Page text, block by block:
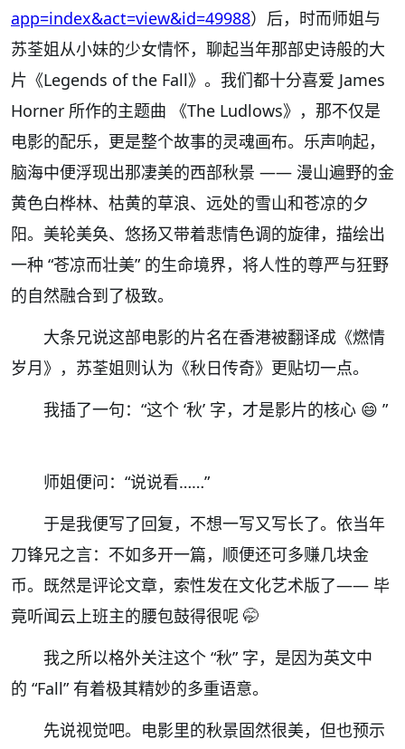
app=index&act=view&id=49988） 后，时而师姐与
苏荃姐从小妹的少女情怀，聊起当年那部史诗般的大
片《Legends of the Fall》。我们都十分喜爱 James
Horner 所作的主题曲 《The Ludlows》，那不仅是
电影的配乐，更是整个故事的灵魂画布。乐声响起，
脑海中便浮现出那凄美的西部秋景 —— 漫山遍野的金
黄色白桦林、枯黄的草浪、远处的雪山和苍凉的夕
阳。美轮美奂、悠扬又带着悲情色调的旋律，描绘出
一种 “苍凉而壮美” 的生命境界，将人性的尊严与狂野
的自然融合到了极致。
大条兄说这部电影的片名在香港被翻译成《燃情
岁月》，苏荃姐则认为《秋日传奇》更贴切一点。
我插了一句： “这个 ‘秋’ 字，才是影片的核心 😄 ”
师姐便问： “说说看……”
于是我便写了回复，不想一写又写长了。依当年
刀锋兄之言：不如多开一篇，顺便还可多赚几块金
币。既然是评论文章，索性发在文化艺术版了—— 毕
竟听闻云上班主的腰包鼓得很呢 🤭
我之所以格外关注这个 “秋” 字，是因为英文中
的 “Fall” 有着极其精妙的多重语意。
先说视觉吧。电影里的秋景固然很美，但也预示